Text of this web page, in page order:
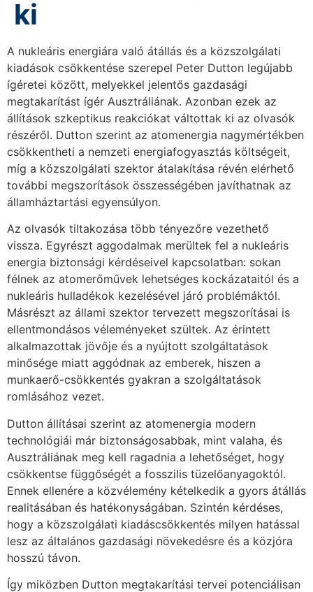
ki
A nukleáris energiára való átállás és a közszolgálati
kiadások csökkentése szerepel Peter Dutton legújabb
ígéretei között, melyekkel jelentős gazdasági
megtakarítást ígér Ausztráliának. Azonban ezek az
állítások szkeptikus reakciókat váltottak ki az olvasók
részéről. Dutton szerint az atomenergia nagymértékben
csökkentheti a nemzeti energiafogyasztás költségeit,
míg a közszolgálati szektor átalakítása révén elérhető
további megszorítások összességében javíthatnak az
államháztartási egyensúlyon.
Az olvasók tiltakozása több tényezőre vezethető
vissza. Egyrészt aggodalmak merültek fel a nukleáris
energia biztonsági kérdéseivel kapcsolatban: sokan
félnek az atomerőművek lehetséges kockázataitól és a
nukleáris hulladékok kezelésével járó problémáktól.
Másrészt az állami szektor tervezett megszorításai is
ellentmondásos véleményeket szültek. Az érintett
alkalmazottak jövője és a nyújtott szolgáltatások
minősége miatt aggódnak az emberek, hiszen a
munkaerő-csökkentés gyakran a szolgáltatások
romlásához vezet.
Dutton állításai szerint az atomenergia modern
technológiái már biztonságosabbak, mint valaha, és
Ausztráliának meg kell ragadnia a lehetőséget, hogy
csökkentse függőségét a fosszilis tüzelőanyagoktól.
Ennek ellenére a közvélemény kételkedik a gyors átállás
realitásában és hatékonyságában. Szintén kérdéses,
hogy a közszolgálati kiadáscsökkentés milyen hatással
lesz az általános gazdasági növekedésre és a közjóra
hosszú távon.
Így miközben Dutton megtakarítási tervei potenciálisan